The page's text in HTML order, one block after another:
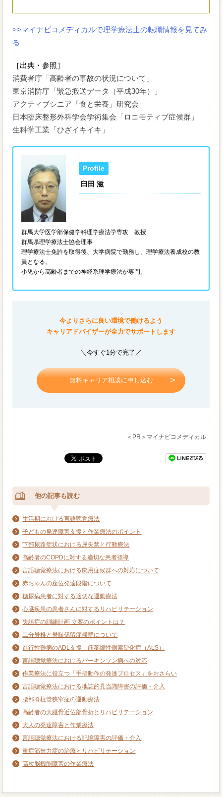
>>マイナビコメディカルで理学療法士の転職情報を見てみ
る
［出典・参照］
消費者庁「高齢者の事故の状況について」
東京消防庁「緊急搬送データ（平成30年）」
アクティブシニア「食と栄養」研究会
日本臨床整形外科学会学術集会「ロコモティブ症候群」
生科学工業「ひざイキイキ」
臼田 滋
群馬大学医学部保健学科理学療法学専攻 教授
群馬県理学療法士協会理事
理学療法士免許を取得後、大学病院で勤務し、理学療法養成校の教
員となる。
小児から高齢者までの神経系理学療法が専門。
今よりさらに良い環境で働けるよう
キャリアドバイザーが全力でサポートします
＼今すぐ1分で完了／
無料キャリア相談に申し込む
＜PR＞マイナビコメディカル
他の記事も読む
生活期における言語聴覚療法
子どもの発達障害支援と作業療法のポイント
下部尿路症状における尿失禁と行動療法
高齢者のCOPDに対する適切な患者指導
言語聴覚療法における廃用症候群への対応について
赤ちゃんの座位発達段階について
糖尿病患者に対する適切な運動療法
心臓疾患の患者さんに対するリハビリテーション
失語症の訓練計画 立案のポイントは？
二分脊椎と脊髄係留症候群について
進行性難病のADL支援 筋萎縮性側索硬化症（ALS）
言語聴覚療法におけるパーキンソン病への対応
作業療法に役立つ「手指動作の発達プロセス」をおさらい
言語聴覚療法における地誌的見当識障害の評価・介入
腰部脊柱管狭窄症の運動療法
高齢者の大腿骨近位部骨折とリハビリテーション
大人の発達障害と作業療法
言語聴覚療法における記憶障害の評価・介入
重症筋無力症の治療とリハビリテーション
高次脳機能障害の作業療法